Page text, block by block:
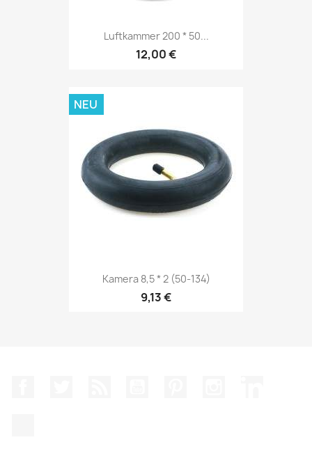
Luftkammer 200 * 50...
12,00 €
Kamera 8,5 * 2 (50-134)
9,13 €
NEU